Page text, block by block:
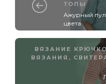
ТОПЫ
Ажурный
цвета
ВЯЗАНИЕ
ВЯЗАНИЯ ,